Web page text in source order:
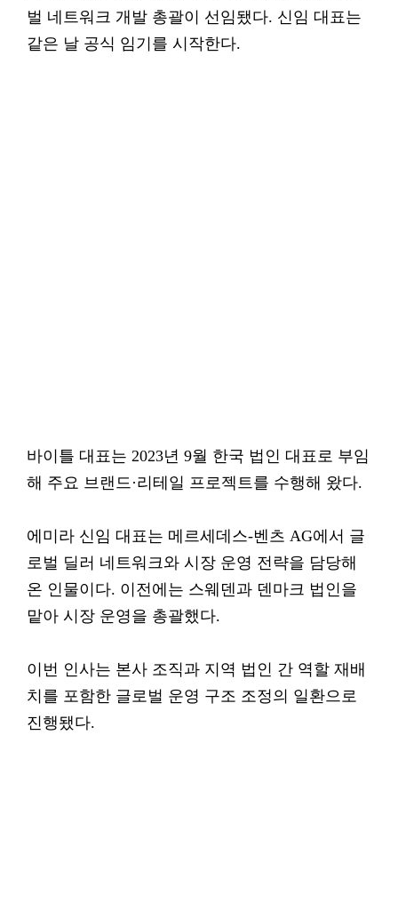
벌 네트워크 개발 총괄이 선임됐다. 신임 대표는
같은 날 공식 임기를 시작한다.
바이틀 대표는 2023년 9월 한국 법인 대표로 부임
해 주요 브랜드·리테일 프로젝트를 수행해 왔다.
에미라 신임 대표는 메르세데스-벤츠 AG에서 글
로벌 딜러 네트워크와 시장 운영 전략을 담당해
온 인물이다. 이전에는 스웨덴과 덴마크 법인을
맡아 시장 운영을 총괄했다.
이번 인사는 본사 조직과 지역 법인 간 역할 재배
치를 포함한 글로벌 운영 구조 조정의 일환으로
진행됐다.